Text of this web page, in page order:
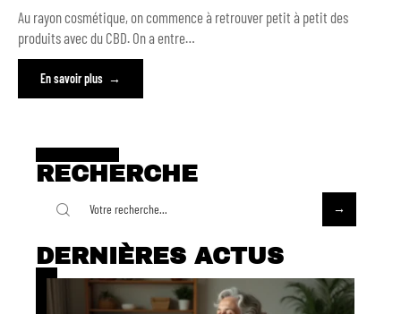
Au rayon cosmétique, on commence à retrouver petit à petit des
produits avec du CBD. On a entre…
En savoir plus
RECHERCHE
DERNIÈRES ACTUS